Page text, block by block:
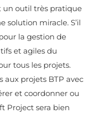
un outil très pratique
solution miracle. S’il
la gestion de
et agiles du
tous les projets.
aux projets BTP avec
et coordonner ou
Project sera bien